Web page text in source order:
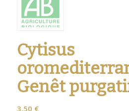
Cytisus
Genêt
3,50 €